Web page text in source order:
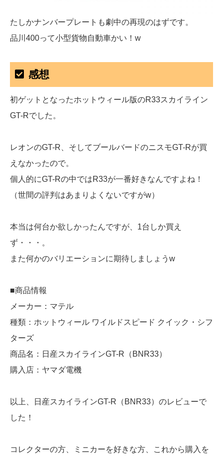
たしかナンバープレートも劇中の再現のはずです。
品川400って小型貨物自動車かい！w
感想
初ゲットとなったホットウィール版のR33スカイライン
GT-Rでした。
レオンのGT-R、そしてブールバードのニスモGT-Rが買
えなかったので。
個人的にGT-Rの中ではR33が一番好きなんですよね！
（世間の評判はあまりよくないですがw）
本当は何台か欲しかったんですが、1台しか買え
ず・・・。
また何かのバリエーションに期待しましょうw
■商品情報
メーカー：マテル
種類：ホットウィール ワイルドスピード クイック・シフ
ターズ
商品名：日産スカイラインGT-R（BNR33）
購入店：ヤマダ電機
以上、日産スカイラインGT-R（BNR33）のレビューで
した！
コレクターの方、ミニカーを好きな方、これから購入を